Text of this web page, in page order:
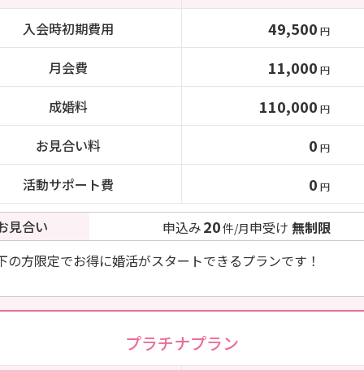
入会時初期費用 49,500 円
月会費 11,000 円
成婚料 110,000 円
お見合い料 0 円
活動サポート費 0 円
見合い 申込み20件/月申受け 無制限
の方限定でお得に婚活がスタートできるプランです！
プラチナプラン